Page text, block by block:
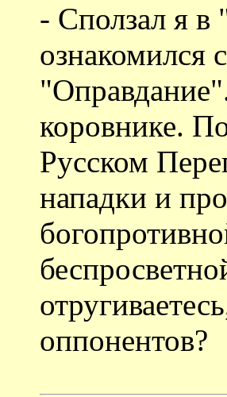
- Сползал я в
ознакомился
коровнике.
Русском
нападки и
оппонентов?